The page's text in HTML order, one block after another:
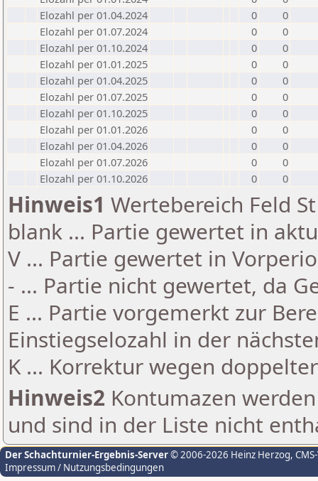
Elozahl per 01.04.2024
0
0
Elozahl per 01.07.2024
0
0
Elozahl per 01.10.2024
0
0
Elozahl per 01.01.2025
0
0
Elozahl per 01.04.2025
0
0
Elozahl per 01.07.2025
0
0
Elozahl per 01.10.2025
0
0
Elozahl per 01.01.2026
0
0
Elozahl per 01.04.2026
0
0
Elozahl per 01.07.2026
0
0
Elozahl per 01.10.2026
0 0
Hinweis1 Wertebereich Feld
blank ... Partie gewertet in
V ... Partie gewertet in
- ... Partie nicht gewertet, da
E ... Partie vorgemerkt zur
Einstiegselozahl in der
K ... Korrektur wegen
Hinweis2 Kontumazen
und sind in der Liste nicht
Der Schachturnier-Ergebnis-Server© 2006-2026 Heinz Herzog,
Impressum / Nutzungsbedingungen